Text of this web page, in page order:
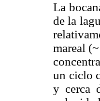
La
de la
mareal
un ciclo
y cerca